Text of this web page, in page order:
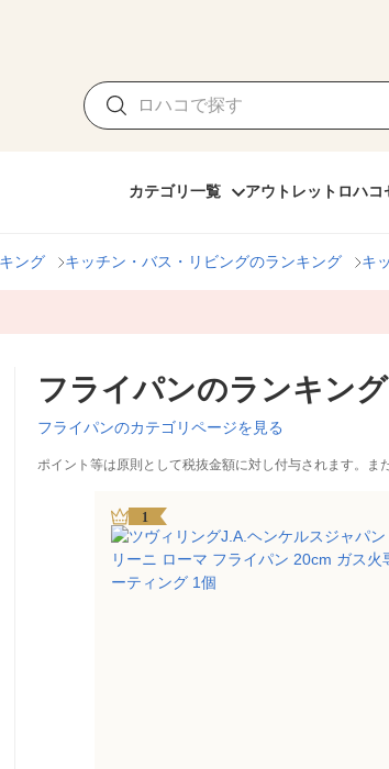
カテゴリ一覧 アウトレット ロハコ
ング キッチン・バス・リビングのランキング キ
フライパンのランキング
フライパンのカテゴリページを見る
ポイント等は原則として税抜金額に対し付与されます。ま
1